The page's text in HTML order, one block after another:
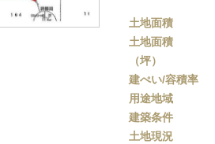
土地面積
土地面積
（坪）
建ぺい/容積率
用途地域
建築条件
土地現況